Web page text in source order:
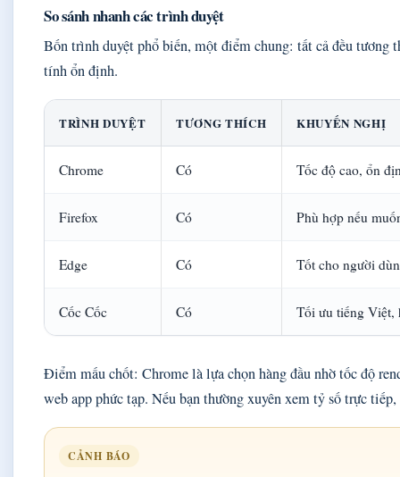
So sánh nhanh các trình duyệt
Bốn trình duyệt phổ biến, một điểm chung: tất cả đều tương
tính ổn định.
TRÌNH DUYỆT TƯƠNG THÍCH KHUYẾN NGHỊ
Chrome Có Tốc độ cao, ổn
Firefox Có Phù hợp nếu
Edge Có Tốt cho người
Cốc Cốc Có Tối ưu tiếng Việt,
Điểm mấu chốt: Chrome là lựa chọn hàng đầu nhờ tốc độ
web app phức tạp. Nếu bạn thường xuyên xem tỷ số trực
CẢNH BÁO